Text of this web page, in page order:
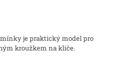
je praktický model pro
kroužkem na klíče.